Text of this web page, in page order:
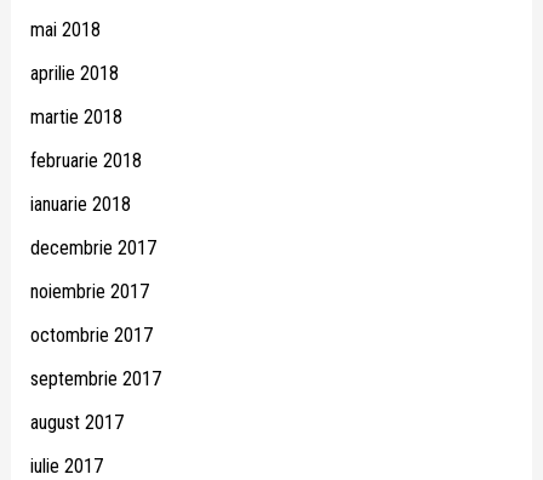
mai 2018
aprilie 2018
martie 2018
februarie 2018
ianuarie 2018
decembrie 2017
noiembrie 2017
octombrie 2017
septembrie 2017
august 2017
iulie 2017